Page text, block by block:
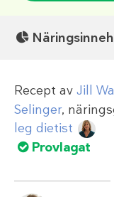
Recept av Jill
Selinger,
leg dietist
Provlagat